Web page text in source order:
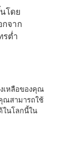
โดย
กจาก
รต่ำ
เหลือของคุณ
ณสามารถใช้
ในโลกนี้ใน